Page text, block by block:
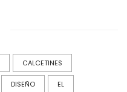
CALCETINES
DISEÑO EL